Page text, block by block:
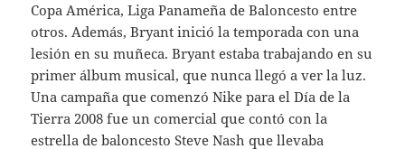
Copa América, Liga Panameña de Baloncesto entre
otros. Además, Bryant inició la temporada con una
lesión en su muñeca. Bryant estaba trabajando en su
primer álbum musical, que nunca llegó a ver la luz.
Una campaña que comenzó Nike para el Día de la
Tierra 2008 fue un comercial que contó con la
estrella de baloncesto Steve Nash que llevaba